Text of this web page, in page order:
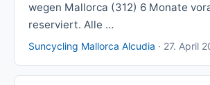
wegen Mallorca (312) 6 Monate
reserviert. Alle …
Suncycling Mallorca Alcudia · 27. April